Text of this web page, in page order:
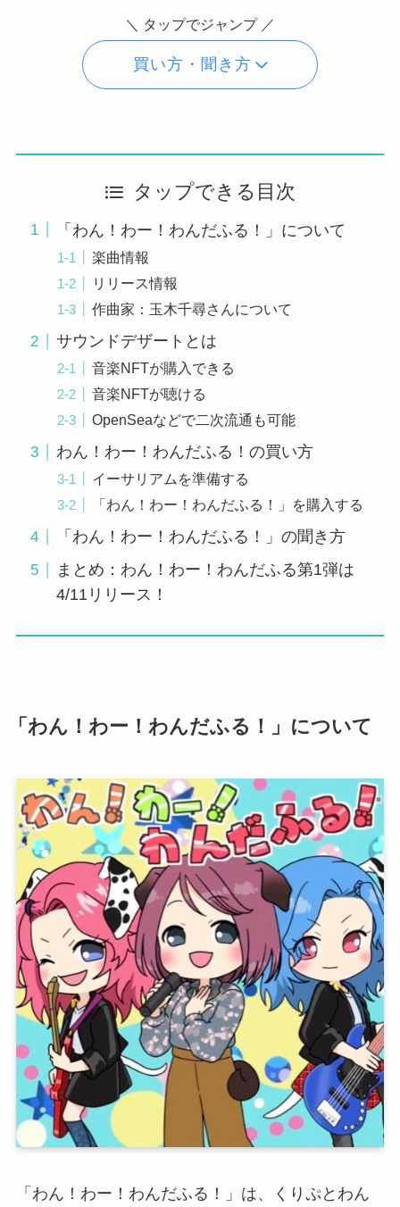
＼ タップでジャンプ ／
買い方・聞き方
タップできる目次
「わん！わー！わんだふる！」について
楽曲情報
リリース情報
作曲家：玉木千尋さんについて
サウンドデザートとは
音楽NFTが購入できる
音楽NFTが聴ける
OpenSeaなどで二次流通も可能
わん！わー！わんだふる！の買い方
イーサリアムを準備する
「わん！わー！わんだふる！」を購入する
「わん！わー！わんだふる！」の聞き方
まとめ：わん！わー！わんだふる第1弾は
4/11リリース！
「わん！わー！わんだふる！」について
「わん！わー！わんだふる！」は、くりぷとわん